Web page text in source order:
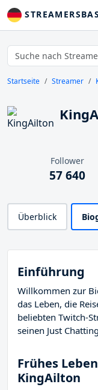
Startseite Streamer
Follower
57 640
Überblick
Einführung
Willkommen zur
das Leben, die
beliebten Twitch-
seinen Just
Frühes
KingAilton